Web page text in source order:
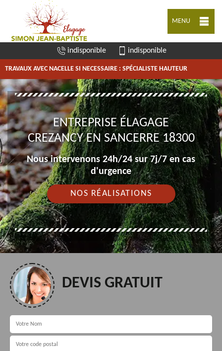
MENU
indisponible indisponible
TRAVAUX AVEC NACELLE SI NECESSAIRE : SPÉCIALISTE HAUTEUR
ENTREPRISE ÉLAGAGE
CREZANCY EN SANCERRE 18300
Nous intervenons 24h/24 sur 7j/7 en cas
d'urgence
NOS RÉALISATIONS
DEVIS GRATUIT